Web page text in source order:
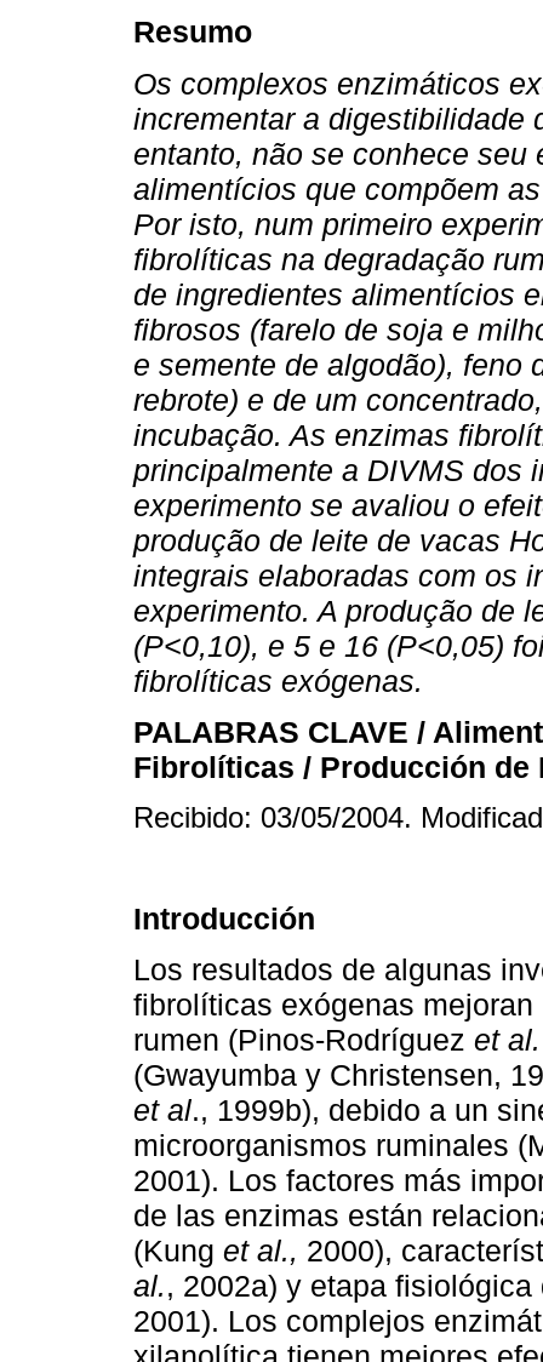
Resumo
Os complexos enzimáticos
incrementar a digestibilidade
entanto, não se conhece seu
alimentícios que compõem
Por isto, num primeiro
fibrolíticas na degradação
de ingredientes alimentícios
fibrosos (farelo de soja e
e semente de algodão), feno
rebrote) e de um
incubação. As enzimas
principalmente a DIVMS dos
experimento se avaliou o
produção de leite de vacas
integrais elaboradas com os
experimento. A produção de
(P<0,10), e 5 e 16 (P<0,05)
fibrolíticas exógenas.
PALABRAS CLAVE /
Fibrolíticas / Producción de
Recibido: 03/05/2004.
Introducción
Los resultados de algunas
fibrolíticas exógenas
rumen (Pinos-Rodríguez et al.
(Gwayumba y Christensen,
et al., 1999b), debido a un
microorganismos ruminales
2001). Los factores más
de las enzimas están
(Kung et al., 2000),
al., 2002a) y etapa
2001). Los complejos